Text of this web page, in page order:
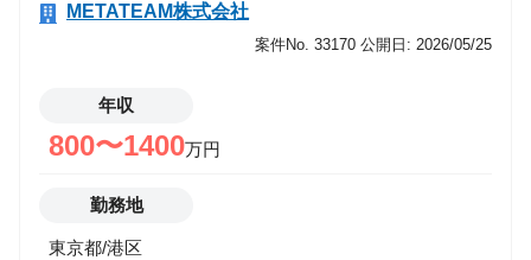
METATEAM株式会社
案件No. 33170 公開日: 2026/05/25
年収
800〜1400万円
勤務地
東京都/港区
運用/資金管理->アナリスト/エコノミスト/ストラテジ
運用/資金管理->投資理論/アクチュアリー/商品開発
ITエンジニア
マーケティング
営業